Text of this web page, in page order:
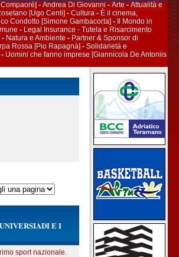
- Andrea Di Giovanni - Arte - Attualità e
[Ugo Centi] - Cultura - È il cinema,
Condotto [Simone Gambacorta] -
Il Mondo in
- Legal Insurance - Tutela e Risarcimento
- Natura e Ambiente - Partner & Sponsor di
Rossa [Pio Rapagnà] - Solidarietà e
- Uomini che fanno imprese [Giannicola De Antoniis
E I
sport nazionale.